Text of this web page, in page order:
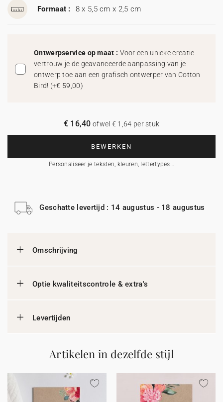
Formaat : 8 x 5,5 cm x 2,5 cm
Ontwerpservice op maat : Voor een unieke creatie
vertrouw je de geavanceerde aanpassing van je
ontwerp toe aan een grafisch ontwerper van Cotton
Bird! (+€ 59,00)
BEWERKEN
Personaliseer je teksten, kleuren, lettertypes…
€ 16,40 ofwel € 1,64 per stuk
Geschatte levertijd : 14 augustus - 18 augustus
Omschrijving
Optie kwaliteitscontrole & extra's
Levertijden
Artikelen in dezelfde stijl